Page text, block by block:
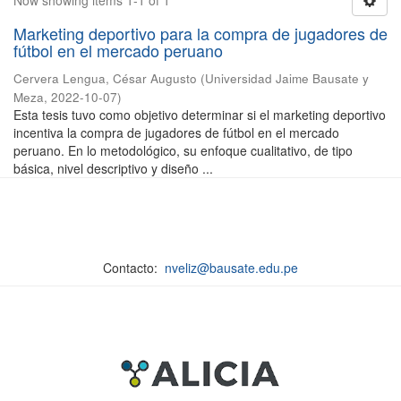
Marketing deportivo para la compra de jugadores de
fútbol en el mercado peruano
Cervera Lengua, César Augusto (Universidad Jaime Bausate y
Meza, 2022-10-07)
Esta tesis tuvo como objetivo determinar si el marketing deportivo
incentiva la compra de jugadores de fútbol en el mercado
peruano. En lo metodológico, su enfoque cualitativo, de tipo
básica, nivel descriptivo y diseño ...
Contacto: nveliz@bausate.edu.pe